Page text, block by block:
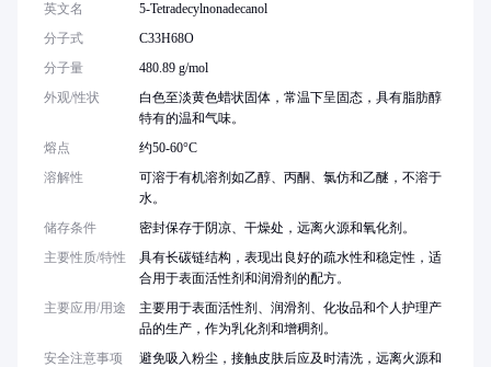
英文名
5-Tetradecylnonadecanol
分子式
C33H68O
分子量
480.89 g/mol
外观/性状
白色至淡黄色蜡状固体，常温下呈固态，具有脂肪醇
特有的温和气味。
熔点
约50-60°C
溶解性
可溶于有机溶剂如乙醇、丙酮、氯仿和乙醚，不溶于
水。
储存条件
密封保存于阴凉、干燥处，远离火源和氧化剂。
主要性质/特性
具有长碳链结构，表现出良好的疏水性和稳定性，适
合用于表面活性剂和润滑剂的配方。
主要应用/用途
主要用于表面活性剂、润滑剂、化妆品和个人护理产
品的生产，作为乳化剂和增稠剂。
安全注意事项
避免吸入粉尘，接触皮肤后应及时清洗，远离火源和